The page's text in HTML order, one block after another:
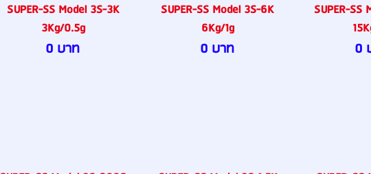
SUPER-SS Model 3S-3K
3Kg/0.5g
0 บาท
SUPER-SS Model 3S-6K
6Kg/1g
0 บาท
SUPER-SS
0